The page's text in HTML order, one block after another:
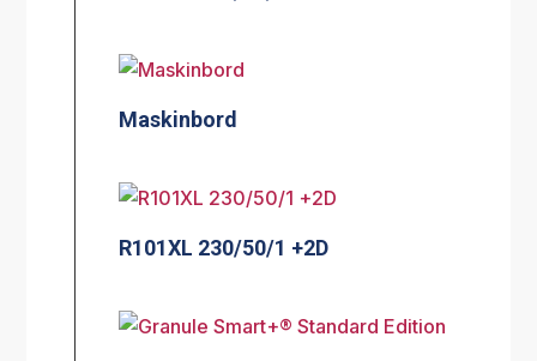
Maskinbord
R101XL 230/50/1 +2D